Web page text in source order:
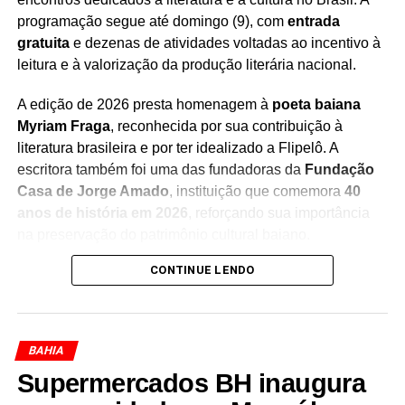
Redação Saiba+
programação segue até domingo (9), com entrada
gratuitae dezenas de atividades voltadas ao incentivo à
leitura e à valorização da produção literária nacional.
A edição de 2026 presta homenagem à poeta baiana
Myriam Fraga, reconhecida por sua contribuição à
literatura brasileira e por ter idealizado a Flipelô. A
escritora também foi uma das fundadoras da Fundação
Casa de Jorge Amado, instituição que comemora 40
anos de história em 2026 , reforçando sua importância
Durante os cinco dias de evento, moradores e turistas
que incluimesas de debates, bate-papos com
escritores, lançamentos de livros, oficinas, saraus,
contações de histórias, exposições, apresentações
musicais e atividades especiais para crianças e
CONTINUE LENDO
BAHIA
Supermercados BH inaugura